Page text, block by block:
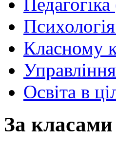
Класному
Освіта в
За класами